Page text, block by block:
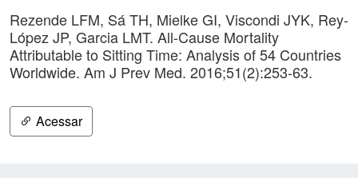
Rezende LFM, Sá TH, Mielke GI, Viscondi JYK, Rey-
López JP, Garcia LMT. All-Cause Mortality
Attributable to Sitting Time: Analysis of 54 Countries
Worldwide. Am J Prev Med. 2016;51(2):253-63.
Acessar